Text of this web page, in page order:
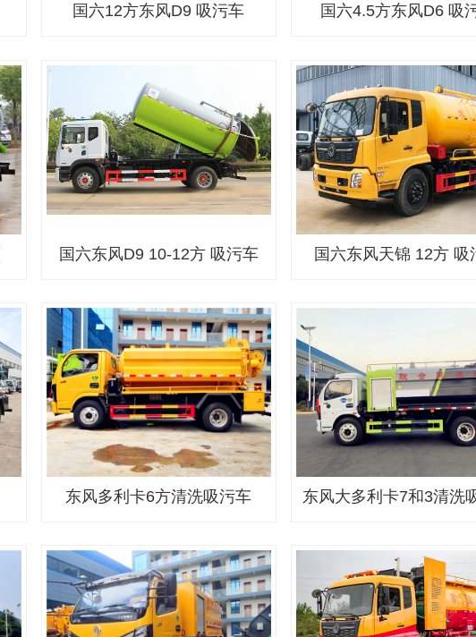
国六12方东风D9 吸污车 国六4.5方东风D6 吸
国六东风D9 10-12方 吸污车 国六东风天锦 12方 吸
东风多利卡6方清洗吸污车 东风大多利卡7和3清洗